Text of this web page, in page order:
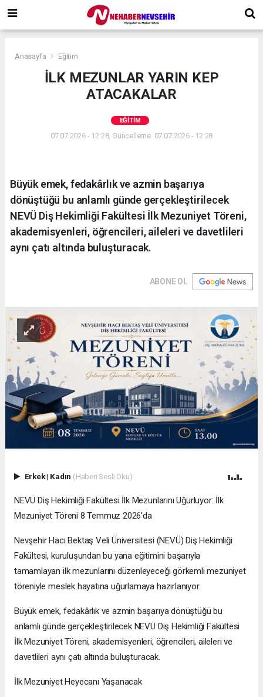
Anasayfa Eğitim
İLK MEZUNLAR YARIN KEP
ATACAKALAR
EĞITIM
07.07.2026 - 12:28, Güncelleme: 07.07.2026 - 12:28
Büyük emek, fedakârlık ve azmin başarıya
dönüştüğü bu anlamlı günde gerçekleştirilecek
NEVÜ Diş Hekimliği Fakültesi İlk Mezuniyet Töreni,
akademisyenleri, öğrencileri, aileleri ve davetlileri
aynı çatı altında buluşturacak.
ABONE OL
Erkek| Kadın (Haberi Sesli Oku)
NEVÜ Diş Hekimliği Fakültesi İlk Mezunlarını Uğurluyor: İlk
Mezuniyet Töreni 8 Temmuz 2026'da
Nevşehir Hacı Bektaş Veli Üniversitesi (NEVÜ) Diş Hekimliği
Fakültesi, kuruluşundan bu yana eğitimini başarıyla
tamamlayan ilk mezunlarını düzenleyeceği görkemli mezuniyet
töreniyle meslek hayatına uğurlamaya hazırlanıyor.
Büyük emek, fedakârlık ve azmin başarıya dönüştüğü bu
anlamlı günde gerçekleştirilecek NEVÜ Diş Hekimliği Fakültesi
İlk Mezuniyet Töreni, akademisyenleri, öğrencileri, aileleri ve
davetlileri aynı çatı altında buluşturacak.
İlk Mezuniyet Heyecanı Yaşanacak